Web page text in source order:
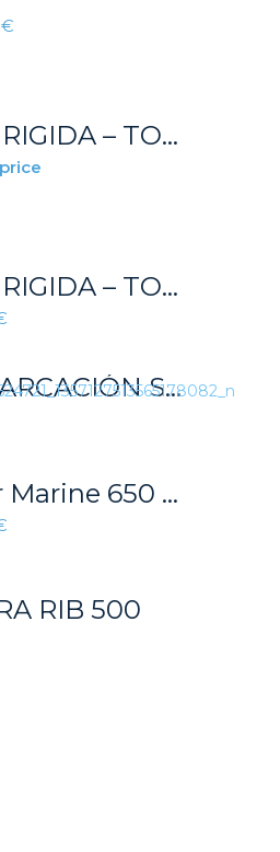
€
SEMIRIGIDA – TOTAL REFIT – MOTOR NUEVO
SEMIRIGIDA – TOTAL REFIT – 6.70 MT
EMBARCACIÓN SEMIRRIGIDA AZURA 390 GRIS
Tiger Marine 650 Open
RIB 500